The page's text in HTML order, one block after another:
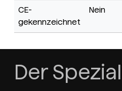
CE-
gekennzeichnet
Nein
Der